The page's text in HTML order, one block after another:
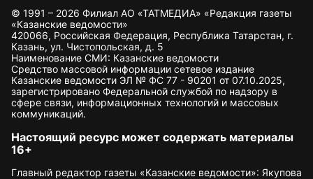
© 1991 – 2026 Филиал АО «ТАТМЕДИА» «Редакция газеты
«Казанские ведомости»
420066, Российская Федерация, Республика Татарстан, г.
Казань, ул. Чистопольская, д. 5
Наименование СМИ: Казанские ведомости
Средство массовой информации сетевое издание
Казанские ведомости ЭЛ № ФС 77 - 90201 от 07.10.2025,
зарегистрировано Федеральной службой по надзору в
сфере связи, информационных технологий и массовых
коммуникаций.
Настоящий ресурс может содержать материалы
16+
Главный редактор газеты «Казанские ведомости»: Якупова